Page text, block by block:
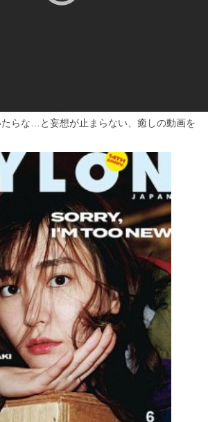
らな…と妄想が止まらない、癒しの動画を